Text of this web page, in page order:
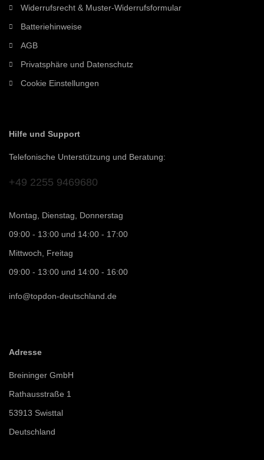
Widerrufsrecht & Muster-Widerrufsformular
Batteriehinweise
AGB
Privatsphäre und Datenschutz
Cookie Einstellungen
Hilfe und Support
Telefonische Unterstützung und Beratung:
+49 2255 9469680
Montag, Dienstag, Donnerstag
09:00 - 13:00 und 14:00 - 17:00
Mittwoch, Freitag
09:00 - 13:00 und 14:00 - 16:00
info@topdon-deutschland.de
Adresse
Breininger GmbH
Rathausstraße 1
53913 Swisttal
Deutschland